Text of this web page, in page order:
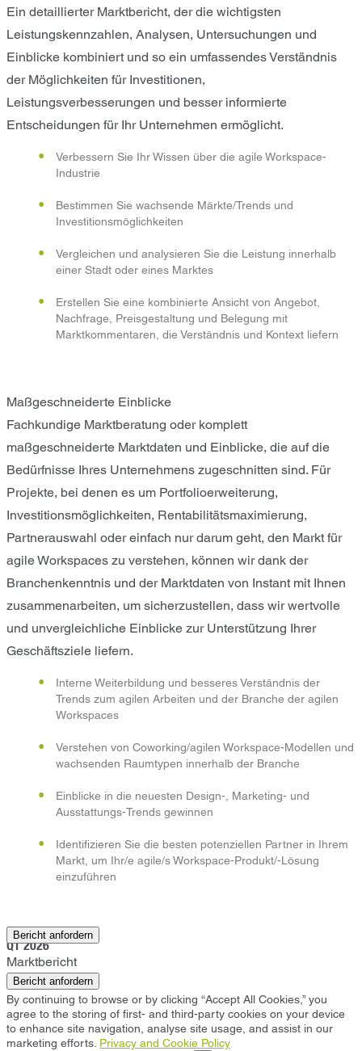
Ein detaillierter Marktbericht, der die wichtigsten
Leistungskennzahlen, Analysen, Untersuchungen und
Einblicke kombiniert und so ein umfassendes Verständnis
der Möglichkeiten für Investitionen,
Leistungsverbesserungen und besser informierte
Entscheidungen für Ihr Unternehmen ermöglicht.
Verbessern Sie Ihr Wissen über die agile Workspace-
Industrie
Bestimmen Sie wachsende Märkte/Trends und
Investitionsmöglichkeiten
Vergleichen und analysieren Sie die Leistung innerhalb
einer Stadt oder eines Marktes
Erstellen Sie eine kombinierte Ansicht von Angebot,
Nachfrage, Preisgestaltung und Belegung mit
Marktkommentaren, die Verständnis und Kontext liefern
Maßgeschneiderte Einblicke
Fachkundige Marktberatung oder komplett
maßgeschneiderte Marktdaten und Einblicke, die auf die
Bedürfnisse Ihres Unternehmens zugeschnitten sind. Für
Projekte, bei denen es um Portfolioerweiterung,
Investitionsmöglichkeiten, Rentabilitätsmaximierung,
Partnerauswahl oder einfach nur darum geht, den Markt für
agile Workspaces zu verstehen, können wir dank der
Branchenkenntnis und der Marktdaten von Instant mit Ihnen
zusammenarbeiten, um sicherzustellen, dass wir wertvolle
und unvergleichliche Einblicke zur Unterstützung Ihrer
Geschäftsziele liefern.
Interne Weiterbildung und besseres Verständnis der
Trends zum agilen Arbeiten und der Branche der agilen
Workspaces
Verstehen von Coworking/agilen Workspace-Modellen und
wachsenden Raumtypen innerhalb der Branche
Einblicke in die neuesten Design-, Marketing- und
Ausstattungs-Trends gewinnen
Identifizieren Sie die besten potenziellen Partner in Ihrem
Markt, um Ihr/e agile/s Workspace-Produkt/-Lösung
einzuführen
Bericht anfordern
Plano
Q1 2026
Marktbericht
Bericht anfordern
By continuing to browse or by clicking “Accept All Cookies,” you
agree to the storing of first- and third-party cookies on your device
to enhance site navigation, analyse site usage, and assist in our
marketing efforts. Privacy and Cookie Policy